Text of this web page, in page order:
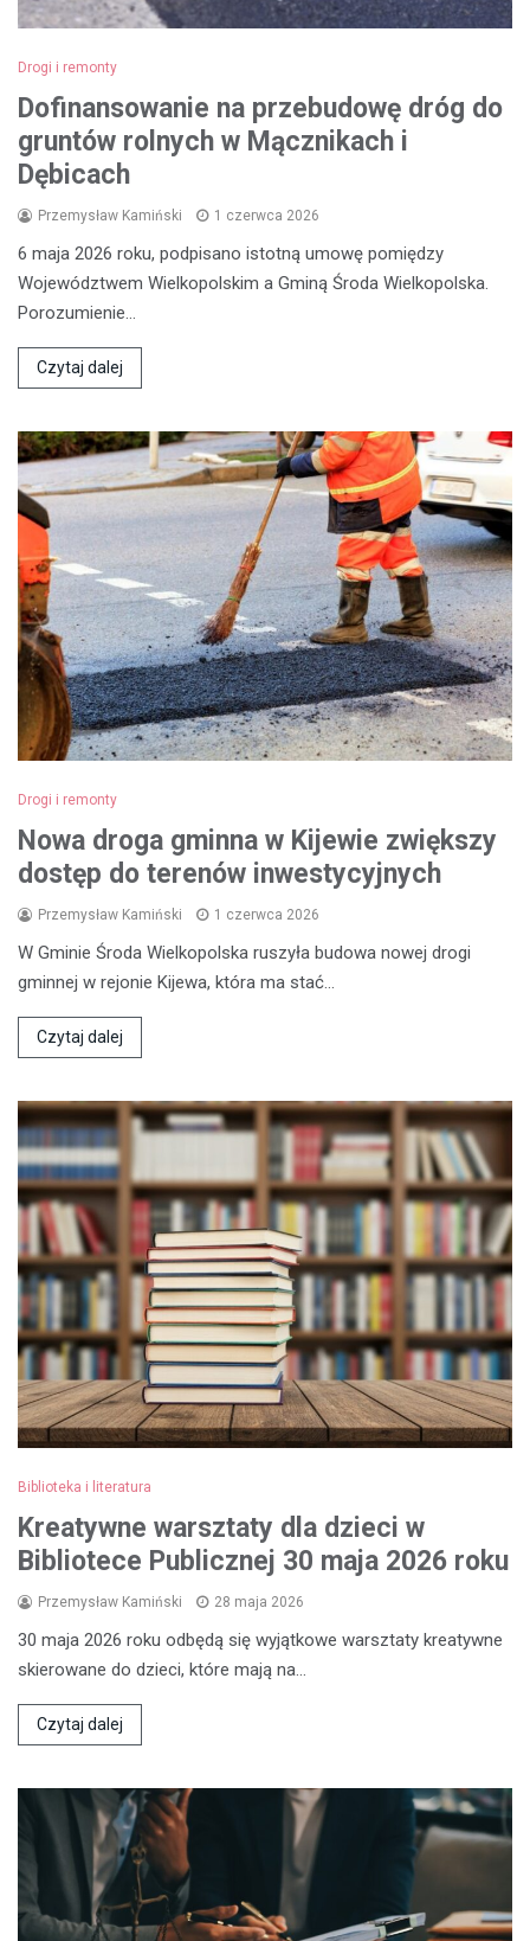
Drogi i remonty
Dofinansowanie na przebudowę dróg do
gruntów rolnych w Mącznikach i
Dębicach
Przemysław Kamiński 1 czerwca 2026
6 maja 2026 roku, podpisano istotną umowę pomiędzy
Województwem Wielkopolskim a Gminą Środa Wielkopolska.
Porozumienie…
Czytaj dalej
Drogi i remonty
Nowa droga gminna w Kijewie zwiększy
dostęp do terenów inwestycyjnych
Przemysław Kamiński 1 czerwca 2026
W Gminie Środa Wielkopolska ruszyła budowa nowej drogi
gminnej w rejonie Kijewa, która ma stać…
Czytaj dalej
Biblioteka i literatura
Kreatywne warsztaty dla dzieci w
Bibliotece Publicznej 30 maja 2026 roku
Przemysław Kamiński 28 maja 2026
30 maja 2026 roku odbędą się wyjątkowe warsztaty kreatywne
skierowane do dzieci, które mają na…
Czytaj dalej